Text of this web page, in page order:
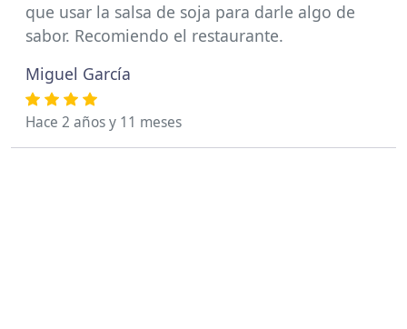
que usar la salsa de soja para darle algo de
sabor. Recomiendo el restaurante.
Miguel García
Hace 2 años y 11 meses